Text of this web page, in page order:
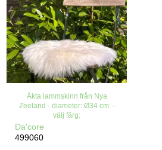
Äkta lammskinn från Nya
Zeeland - diameter: Ø34 cm. -
välj färg:
Da'core
499060